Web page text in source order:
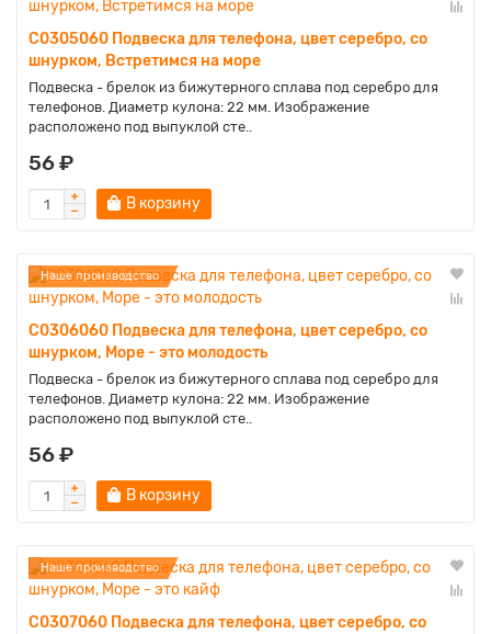
C0305060 Подвеска для телефона, цвет серебро, со
шнурком, Встретимся на море
Подвеска - брелок из бижутерного сплава под серебро для
телефонов. Диаметр кулона: 22 мм. Изображение
расположено под выпуклой сте..
56 ₽
В корзину
Наше производство
C0306060 Подвеска для телефона, цвет серебро, со
шнурком, Море - это молодость
Подвеска - брелок из бижутерного сплава под серебро для
телефонов. Диаметр кулона: 22 мм. Изображение
расположено под выпуклой сте..
56 ₽
В корзину
Наше производство
C0307060 Подвеска для телефона, цвет серебро, со